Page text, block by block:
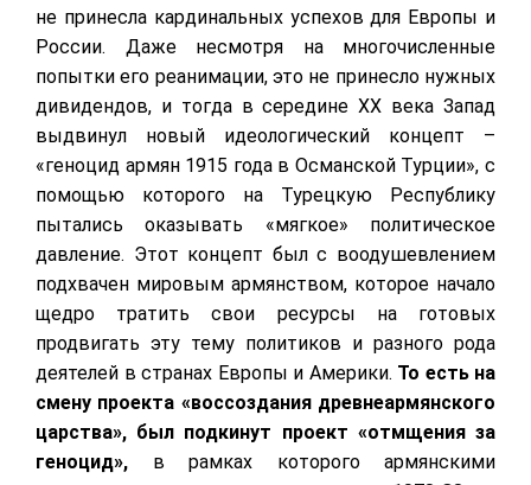
не принесла кардинальных успехов для Европы и
России. Даже несмотря на многочисленные
попытки его реанимации, это не принесло нужных
дивидендов, и тогда в серединеXX века Запад
выдвинул новый идеологический концепт –
«геноцид армян 1915 года в Османской Турции», с
помощью которого на Турецкую Республику
пытались оказывать «мягкое» политическое
давление. Этот концепт был с воодушевлением
подхвачен мировым армянством, которое начало
щедро тратить свои ресурсы на готовых
продвигать эту тему политиков и разного рода
деятелей в странах Европы и Америки. То есть на
смену проекта «воссоздания древнеармянского
царства», был подкинут проект «отмщения за
геноцид», в рамках которого армянскими